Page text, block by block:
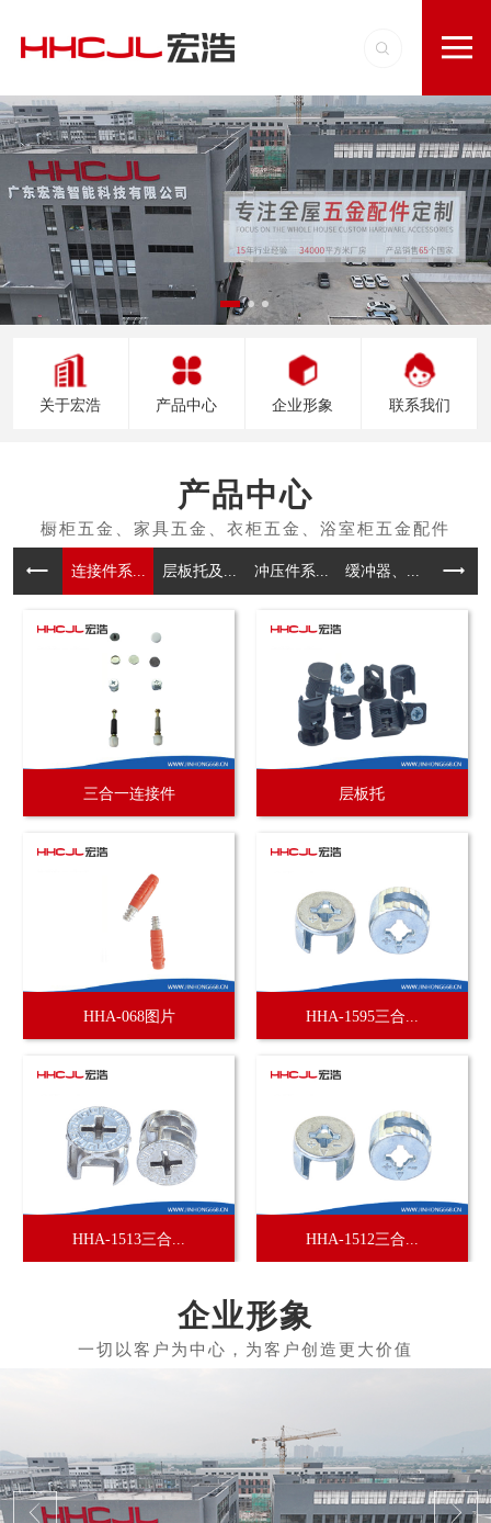
关于宏浩 产品中心 企业形象 联系我们
产品中心
连接件系... 层板托及... 冲压件系... 缓冲器、... 拉手
三合一连接件 层板托
HHA-068图片 HHA-1595三合...
HHA-1513三合... HHA-1512三合...
企业形象